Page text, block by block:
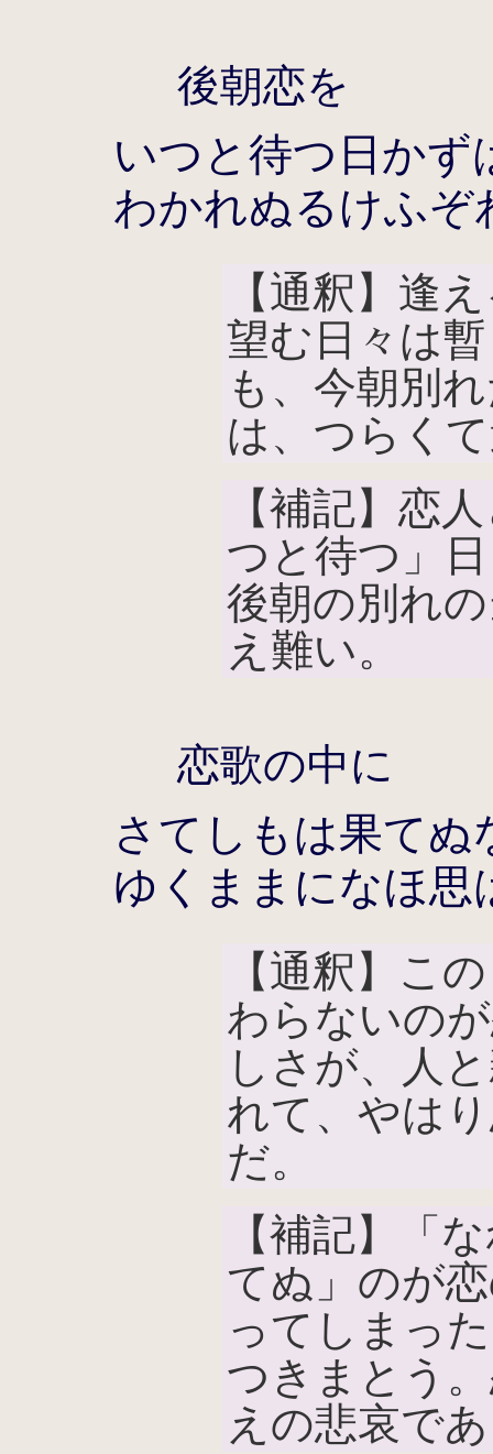
後朝恋を
いつと待つ日かず
わかれぬるけふぞ
【通釈】逢
望む日々は
も、今朝別
は、つらく
【補記】恋
つと待つ」
後朝の別れ
え難い。
恋歌の中に
さてしもは果て
ゆくままになほ思
【通釈】こ
わらないの
しさが、人
れて、やは
だ。
【補記】「
てぬ」のが
ってしまっ
つきまとう
えの悲哀で